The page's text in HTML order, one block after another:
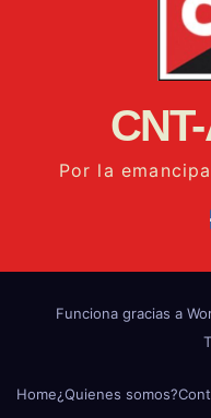
Por la
Funciona gracias a
Home¿Quienes somos?